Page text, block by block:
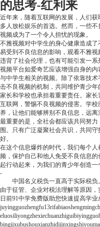
的思考-红利来
近年来，随着互联网的发展，人们
多人放松娱乐的首选。然而，一些
视频成为了一个令人担忧的现象。
不雅视频对中学生的身心健康造成
易受到不良信息的影响，观看不雅
违背了社会伦理，也有可能引发一系
视频平台如爱奇艺应该增强自身的
与中学生相关的视频。除了依靠技
击不良视频的机制，共同维护青少年
家长和学校也承担着重要责任。家
互联网，警惕不良视频的侵害。学
养，让他们能够辨别不良信息，远离
最重要的是，全社会都应该共同努
围。只有广泛凝聚社会共识，共同
好。
在这个信息爆炸的时代，我们每个
频，保护自己和他人免受不良信息
起行动起来，为我们的青少年创造一
-
中国名义税负一直高于实际税负
由于征管、企业对税法理解等原因
日前91中学免费版助您快速提高学业